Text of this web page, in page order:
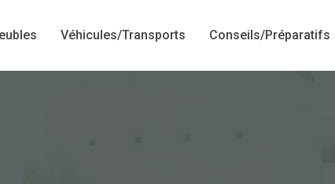
Véhicules/Transports Conseils/Préparatifs